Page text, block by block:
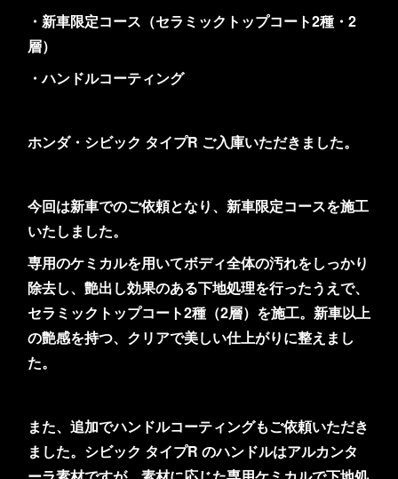
・新車限定コース（セラミックトップコート2種・2
層）
・ハンドルコーティング
ホンダ・シビック タイプR ご入庫いただきました。
今回は新車でのご依頼となり、新車限定コースを施工
いたしました。
専用のケミカルを用いてボディ全体の汚れをしっかり
除去し、艶出し効果のある下地処理を行ったうえで、
セラミックトップコート2種（2層）を施工。新車以上
の艶感を持つ、クリアで美しい仕上がりに整えまし
た。
また、追加でハンドルコーティングもご依頼いただき
ました。シビック タイプR のハンドルはアルカンタ